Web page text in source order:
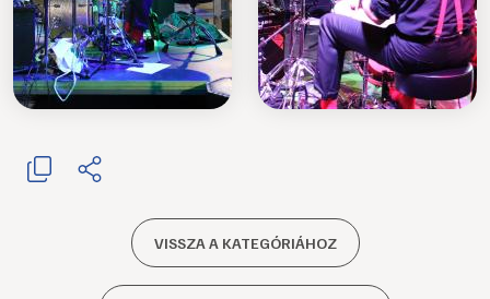
VISSZA A KATEGÓRIÁHOZ